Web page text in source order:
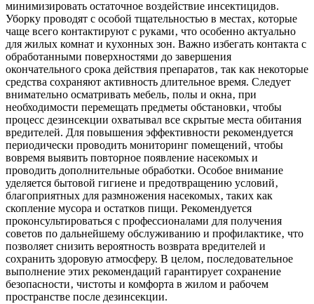
минимизировать остаточное воздействие инсектицидов.
Уборку проводят с особой тщательностью в местах‚ которые
чаще всего контактируют с руками‚ что особенно актуально
для жилых комнат и кухонных зон. Важно избегать контакта с
обработанными поверхностями до завершения
окончательного срока действия препаратов‚ так как некоторые
средства сохраняют активность длительное время. Следует
внимательно осматривать мебель‚ полы и окна‚ при
необходимости перемещать предметы обстановки‚ чтобы
процесс дезинсекции охватывал все скрытые места обитания
вредителей. Для повышения эффективности рекомендуется
периодически проводить мониторинг помещений‚ чтобы
вовремя выявить повторное появление насекомых и
проводить дополнительные обработки. Особое внимание
уделяется бытовой гигиене и предотвращению условий‚
благоприятных для размножения насекомых‚ таких как
скопление мусора и остатков пищи. Рекомендуется
проконсультироваться с профессионалами для получения
советов по дальнейшему обслуживанию и профилактике‚ что
позволяет снизить вероятность возврата вредителей и
сохранить здоровую атмосферу. В целом‚ последовательное
выполнение этих рекомендаций гарантирует сохранение
безопасности‚ чистоты и комфорта в жилом и рабочем
пространстве после дезинсекции.